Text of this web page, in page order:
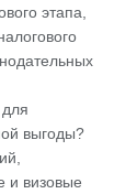
этапа,
выгоды?
и визовые